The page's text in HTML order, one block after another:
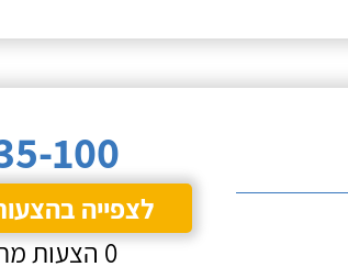
100
לצפייה
0 הצעות מחיר